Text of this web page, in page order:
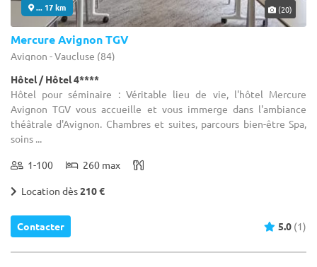
... 17 km (20)
Mercure Avignon TGV
Avignon - Vaucluse (84)
Hôtel / Hôtel 4****
Hôtel pour séminaire : Véritable lieu de vie, l'hôtel Mercure
Avignon TGV vous accueille et vous immerge dans l'ambiance
théâtrale d'Avignon. Chambres et suites, parcours bien-être Spa,
soins ...
1-100 260 max
Location dès210 €
Contacter 5.0 (1)